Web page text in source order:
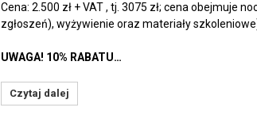
Cena: 2.500 zł + VAT , tj. 3075 zł; cena obejmuje
zgłoszeń), wyżywienie oraz materiały
UWAGA! 10% RABATU…
Czytaj dalej